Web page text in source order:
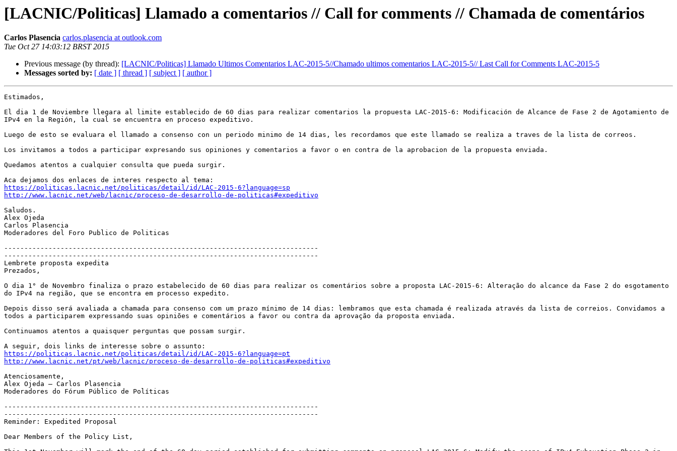
[LACNIC/Politicas] Llamado a comentarios // Call for comments // Chamada de comentários
Carlos Plasencia carlos.plasencia at outlook.com
Tue Oct 27 14:03:12 BRST 2015
Previous message (by thread): [LACNIC/Politicas] Llamado Ultimos Comentarios LAC-2015-5//Chamado ultimos comentarios LAC-2015-5// Last Call for Comments LAC-2015-5
Messages sorted by: [ date ] [ thread ] [ subject ] [ author ]
Estimados,
El dia 1 de Noviembre llegara al limite establecido de 60 dias para realizar comentarios la propuesta LAC-2015-6: Modificación de Alcance de Fase 2 de Agotamiento de
IPv4 en la Región, la cual se encuentra en proceso expeditivo.
Luego de esto se evaluara el llamado a consenso con un periodo minimo de 14 dias, les recordamos que este llamado se realiza a traves de la lista de correos.
Los invitamos a todos a participar expresando sus opiniones y comentarios a favor o en contra de la aprobacion de la propuesta enviada.
Quedamos atentos a cualquier consulta que pueda surgir.
https://politicas.lacnic.net/politicas/detail/id/LAC-2015-6?language=sp
http://www.lacnic.net/web/lacnic/proceso-de-desarrollo-de-politicas#expeditivo
Saludos.
Alex Ojeda
Carlos Plasencia
Moderadores del Foro Publico de Politicas
------------------------------------------------------------------------------
------------------------------------------------------------------------------
Lembrete proposta expedita
Prezados,
O dia 1° de Novembro finaliza o prazo estabelecido de 60 dias para realizar os comentários sobre a proposta LAC-2015-6: Alteração do alcance da Fase 2 do esgotamento
do IPv4 na região, que se encontra em processo expedito.
Depois disso será avaliada a chamada para consenso com um prazo mínimo de 14 dias: lembramos que esta chamada é realizada através da lista de correios. Convidamos a
todos a participarem expressando suas opiniões e comentários a favor ou contra da aprovação da proposta enviada.
Continuamos atentos a quaisquer perguntas que possam surgir.
https://politicas.lacnic.net/politicas/detail/id/LAC-2015-6?language=pt
http://www.lacnic.net/pt/web/lacnic/proceso-de-desarrollo-de-politicas#expeditivo
Atenciosamente,
Alex Ojeda – Carlos Plasencia
Moderadores do Fórum Público de Políticas
------------------------------------------------------------------------------
------------------------------------------------------------------------------
Reminder: Expedited Proposal
Dear Members of the Policy List,